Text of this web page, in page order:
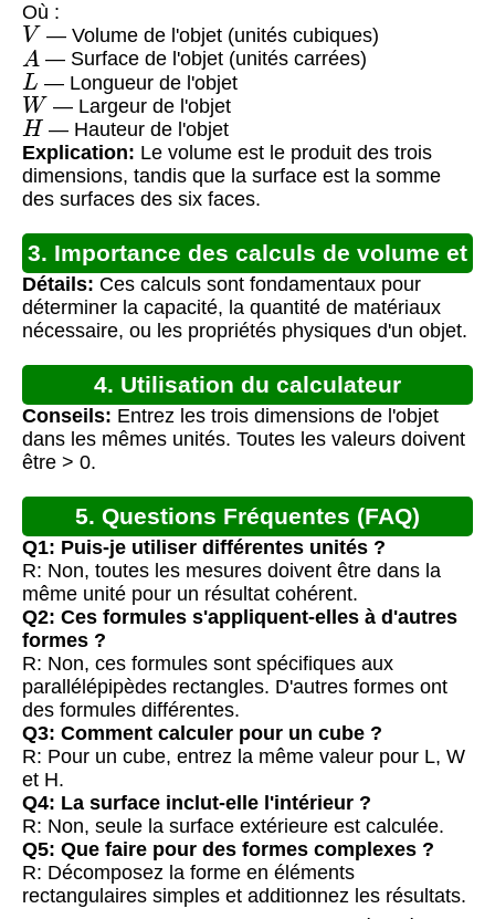
Où :
V — Volume de l'objet (unités cubiques)
A — Surface de l'objet (unités carrées)
L — Longueur de l'objet
W — Largeur de l'objet
H — Hauteur de l'objet
Explication: Le volume est le produit des trois
dimensions, tandis que la surface est la somme
des surfaces des six faces.
3. Importance des calculs de volume et
surface
Détails: Ces calculs sont fondamentaux pour
déterminer la capacité, la quantité de matériaux
nécessaire, ou les propriétés physiques d'un objet.
4. Utilisation du calculateur
Conseils: Entrez les trois dimensions de l'objet
dans les mêmes unités. Toutes les valeurs doivent
être > 0.
5. Questions Fréquentes (FAQ)
Q1: Puis-je utiliser différentes unités ?
R: Non, toutes les mesures doivent être dans la
même unité pour un résultat cohérent.
Q2: Ces formules s'appliquent-elles à d'autres
formes ?
R: Non, ces formules sont spécifiques aux
parallélépipèdes rectangles. D'autres formes ont
des formules différentes.
Q3: Comment calculer pour un cube ?
R: Pour un cube, entrez la même valeur pour L, W
et H.
Q4: La surface inclut-elle l'intérieur ?
R: Non, seule la surface extérieure est calculée.
Q5: Que faire pour des formes complexes ?
R: Décomposez la forme en éléments
rectangulaires simples et additionnez les résultats.